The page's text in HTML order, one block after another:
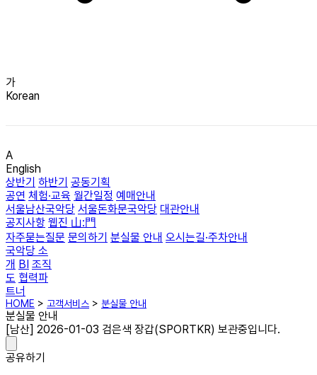
가
Korean
A
English
상반기 하반기 공동기획
공연 체험·교육 월간일정 예매안내
서울남산국악당 서울돈화문국악당 대관안내
공지사항 웹진 山:門
자주묻는질문 문의하기 분실물 안내 오시는길·주차안내
국악당 소
개 BI 조직
도 협력파
트너
HOME > 고객서비스 > 분실물 안내
분실물 안내
[남산] 2026-01-03 검은색 장갑(SPORTKR) 보관중입니다.
공유하기